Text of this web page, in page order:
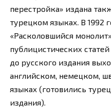
перестройка» издана
турецком языках. В 1992
«Расколовшийся
публицистических
до русского издания
английском, немецком,
языках (готовились
издания).